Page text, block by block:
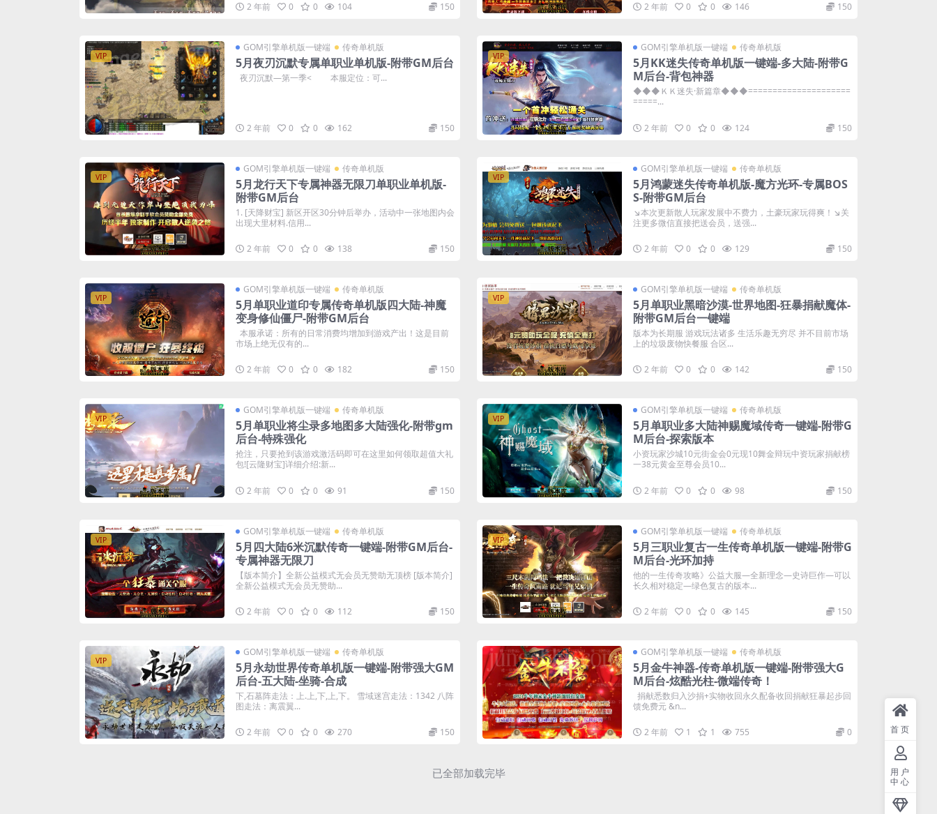
2 年前 0 0 104 150 2 年前 0 0 146 150
VIP
GOM引擎单机版一键端 传奇单机版
5月夜刃沉默专属单职业单机版-附带GM后台
夜刃沉默—第一季< 本服定位：可...
2 年前 0 0 162 150
VIP
GOM引擎单机版一键端 传奇单机版
5月KK迷失传奇单机版一键端-多大陆-附带G
M后台-背包神器
◆◆◆ＫＫ迷失·新篇章◆◆◆=====================
=====...
2 年前 0 0 124 150
VIP
GOM引擎单机版一键端 传奇单机版
5月龙行天下专属神器无限刀单职业单机版-
附带GM后台
1. [天降财宝] 新区开区30分钟后举办，活动中一张地图内会
出现大里材料.信用...
2 年前 0 0 138 150
VIP
GOM引擎单机版一键端 传奇单机版
5月鸿蒙迷失传奇单机版-魔方光环-专属BOS
S-附带GM后台
↘本次更新散人玩家发展中不费力，土豪玩家玩得爽！↘关
注更多微信直接把送会员，送强...
2 年前 0 0 129 150
VIP
GOM引擎单机版一键端 传奇单机版
5月单职业道印专属传奇单机版四大陆-神魔
变身修仙僵尸-附带GM后台
本服承诺：所有的日常消费均增加到游戏产出！这是目前
市场上绝无仅有的...
2 年前 0 0 182 150
VIP
GOM引擎单机版一键端 传奇单机版
5月单职业黑暗沙漠-世界地图-狂暴捐献魔体-
附带GM后台一键端
版本为长期服 游戏玩法诸多 生活乐趣无穷尽 并不目前市场
上的垃圾废物快餐服 合区...
2 年前 0 0 142 150
VIP
GOM引擎单机版一键端 传奇单机版
5月单职业将尘录多地图多大陆强化-附带gm
后台-特殊强化
抢注，只要抢到该游戏激活码即可在这里如何领取超值大礼
包![云隆财宝]详细介绍:新...
2 年前 0 0 91 150
VIP
GOM引擎单机版一键端 传奇单机版
5月单职业多大陆神赐魔域传奇一键端-附带G
M后台-探索版本
小资玩家沙城10元街金会0元现10舞金辩玩中资玩家捐献榜
一38元黄金至尊会员10...
2 年前 0 0 98 150
VIP
GOM引擎单机版一键端 传奇单机版
5月四大陆6米沉默传奇一键端-附带GM后台-
专属神器无限刀
【版本简介】全新公益模式无会员无赞助无顶榜 [版本简介]
全新公益模式无会员无赞助...
2 年前 0 0 112 150
VIP
GOM引擎单机版一键端 传奇单机版
5月三职业复古一生传奇单机版一键端-附带G
M后台-光环加持
他的一生传奇攻略》公益大服—全新理念—史诗巨作—可以
长久相对稳定—绿色复古的版本...
2 年前 0 0 145 150
VIP
GOM引擎单机版一键端 传奇单机版
5月永劫世界传奇单机版一键端-附带强大GM
后台-五大陆-坐骑-合成
下,石墓阵走法：上.上,下,上,下。 雪域迷宫走法：1342 八阵
图走法：离震翼...
2 年前 0 0 270 150
GOM引擎单机版一键端 传奇单机版
5月金牛神器-传奇单机版一键端-附带强大G
M后台-炫酷光柱-微端传奇！
捐献悉数归入沙捐+实物收回永久配备收回捐献狂暴起步回
馈免费元 &n...
2 年前 1 1 755 0
已全部加载完毕
首页
用户
中心